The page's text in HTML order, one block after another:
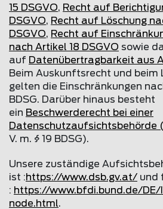
15 DSGVO, Recht auf
DSGVO, Recht auf Löschung
DSGVO, Recht auf
nach Artikel 18 DSGVO sowie
auf Datenübertragbarkeit aus
Beim Auskunftsrecht und beim
gelten die Einschränkungen
BDSG. Darüber hinaus besteht
ein Beschwerderecht bei einer
Datenschutzaufsichtsbehörde
V. m. § 19 BDSG).
Unsere zuständige
ist :https://www.dsb.gv.at/ und
: https://www.bfdi.bund.de/
node.html.